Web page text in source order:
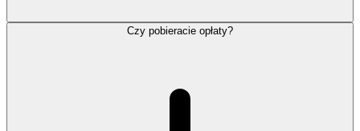
Czy pobieracie opłaty?